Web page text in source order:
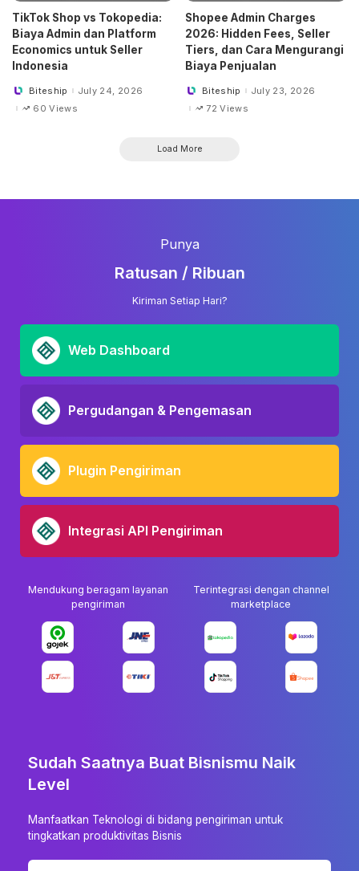
TikTok Shop vs Tokopedia:
Biaya Admin dan Platform
Economics untuk Seller
Indonesia
PostedBiteship
July 24, 2026
60 Views
Shopee Admin Charges
2026: Hidden Fees, Seller
Tiers, dan Cara Mengurangi
Biaya Penjualan
PostedBiteship
July 23, 2026
72 Views
Load More
Punya
Ratusan / Ribuan
Kiriman Setiap Hari?
Web Dashboard
Pergudangan & Pengemasan
Plugin Pengiriman
Integrasi API Pengiriman
Mendukung beragam layanan
pengiriman
Terintegrasi dengan channel
marketplace
Sudah Saatnya Buat Bisnismu Naik
Level
Manfaatkan Teknologi di bidang pengiriman untuk
tingkatkan produktivitas Bisnis